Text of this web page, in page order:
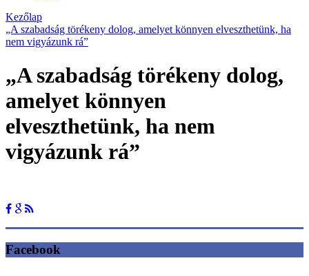
Kezőlap
„A szabadság törékeny dolog, amelyet könnyen elveszthetünk, ha
nem vigyázunk rá”
„A szabadság törékeny dolog,
amelyet könnyen
elveszthetünk, ha nem
vigyázunk rá”
Facebook